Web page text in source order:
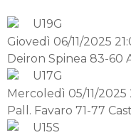
U19G
Giovedì 06/11/2025
Deiron Spinea 83-60
U17G
Mercoledì 05/11/2025
Pall. Favaro 71-77
U15S